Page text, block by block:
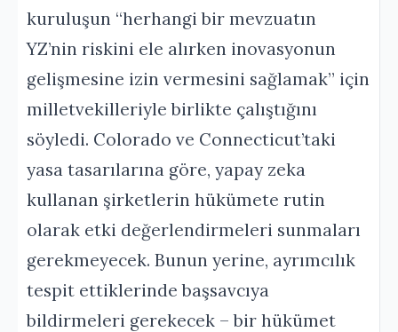
kuruluşun “herhangi bir mevzuatın
YZ’nin riskini ele alırken inovasyonun
gelişmesine izin vermesini sağlamak” için
milletvekilleriyle birlikte çalıştığını
söyledi. Colorado ve Connecticut’taki
yasa tasarılarına göre, yapay zeka
kullanan şirketlerin hükümete rutin
olarak etki değerlendirmeleri sunmaları
gerekmeyecek. Bunun yerine, ayrımcılık
tespit ettiklerinde başsavcıya
bildirmeleri gerekecek – bir hükümet